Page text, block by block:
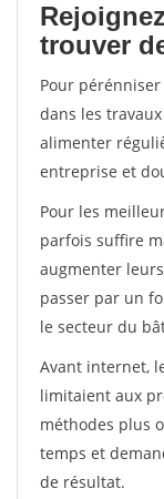
trouver
Pour
dans les
alimenter
entreprise et
Pour les
parfois suffire
augmenter
passer par un
le secteur du
Avant internet,
limitaient aux
méthodes plus
temps et
de résultat.